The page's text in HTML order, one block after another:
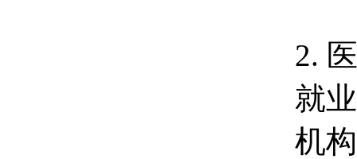
2.
就
机